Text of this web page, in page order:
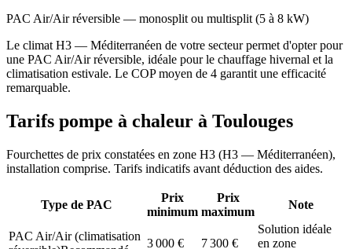
PAC Air/Air réversible — monosplit ou multisplit (5 à 8 kW)
Le climat H3 — Méditerranéen de votre secteur permet d'opter pour
une PAC Air/Air réversible, idéale pour le chauffage hivernal et la
climatisation estivale. Le COP moyen de 4 garantit une efficacité
remarquable.
Tarifs pompe à chaleur à Toulouges
Fourchettes de prix constatées en zone H3 (H3 — Méditerranéen),
installation comprise. Tarifs indicatifs avant déduction des aides.
Type de PAC
Prix
minimum
Prix
maximum
Note
PAC Air/Air (climatisation
3 000 € 7 300 €
Solution idéale
en zone